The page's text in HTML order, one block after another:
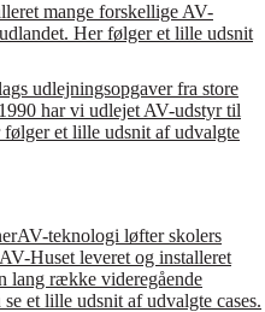
mange forskellige AV-
Her følger et lille udsnit
udlejningsopgaver fra store
har vi udlejet AV-udstyr til
et lille udsnit af udvalgte
AV-teknologi løfter skolers
Huset leveret og installeret
lang række videregående
et lille udsnit af udvalgte cases.